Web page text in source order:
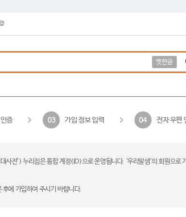
옛한글
증 03 가입 정보 입력 04 전자 우편
사전’) 누리집은 통합 계정(ID)으로 운영됩니다. ‘우리말샘’의 회원으
에 가입하여 주시기 바랍니다.